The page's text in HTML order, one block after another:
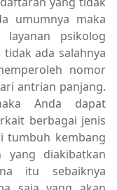
umumnya maka
psikolog
ada salahnya
nomor
antrian panjang.
Anda dapat
berbagai jenis
tumbuh kembang
yang diakibatkan
itu sebaiknya